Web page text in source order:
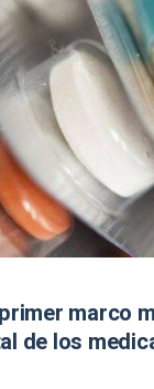
marco
de los